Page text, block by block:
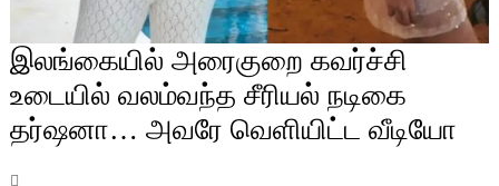
இலங்கையில் அரைகுறை கவர்ச்சி
உடையில் வலம்வந்த சீரியல் நடிகை
தர்ஷனா… அவரே வெளியிட்ட வீடியோ